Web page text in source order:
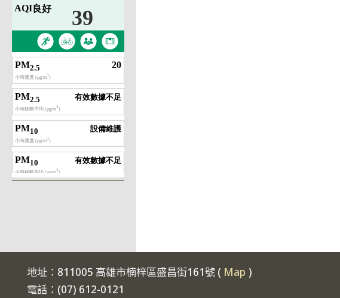
地址：811005 高雄市楠梓區盛昌街161號 ( Map )
電話：(07) 612-0121